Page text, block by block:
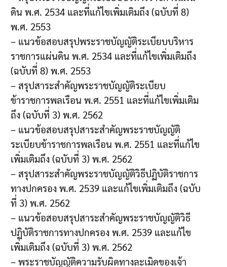
ดิน พ.ศ. 2534 และที่แก้ไขเพิ่มเติมถึง (ฉบับที่ 8)
พ.ศ. 2553
– แนวข้อสอบสรุปพระราชบัญญัติระเบียบบริหาร
ราชการแผ่นดิน พ.ศ. 2534 และที่แก้ไขเพิ่มเติมถึง
(ฉบับที่ 8) พ.ศ. 2553
– สรุปสาระสำคัญพระราชบัญญัติระเบียบ
ข้าราชการพลเรือน พ.ศ. 2551 และที่แก้ไขเพิ่มเติม
ถึง (ฉบับที่ 3) พ.ศ. 2562
– แนวข้อสอบสรุปสาระสำคัญพระราชบัญญัติ
ระเบียบข้าราชการพลเรือน พ.ศ. 2551 และที่แก้ไข
เพิ่มเติมถึง (ฉบับที่ 3) พ.ศ. 2562
– สรุปสาระสำคัญพระราชบัญญัติวิธีปฏิบัติราชการ
ทางปกครอง พ.ศ. 2539 และแก้ไขเพิ่มเติมถึง (ฉบับ
ที่ 3) พ.ศ. 2562
– แนวข้อสอบสรุปสาระสำคัญพระราชบัญญัติวิธี
ปฏิบัติราชการทางปกครอง พ.ศ. 2539 และแก้ไข
เพิ่มเติมถึง (ฉบับที่ 3) พ.ศ. 2562
– พระราชบัญญัติความรับผิดทางละเมิดของเจ้า